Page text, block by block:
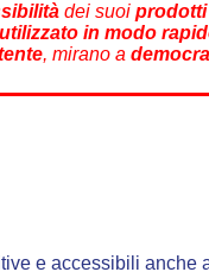
dei suoi prodotti
utilizzato in modo
, mirano a
e accessibili anche